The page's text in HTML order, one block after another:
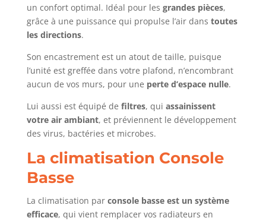
un confort optimal. Idéal pour les grandes pièces,
grâce à une puissance qui propulse l’air dans toutes
les directions.
Son encastrement est un atout de taille, puisque
l’unité est greffée dans votre plafond, n’encombrant
aucun de vos murs, pour une perte d’espace nulle.
Lui aussi est équipé de filtres, qui assainissent
votre air ambiant, et préviennent le développement
des virus, bactéries et microbes.
La climatisation Console
Basse
La climatisation par console basse est un système
efficace, qui vient remplacer vos radiateurs en